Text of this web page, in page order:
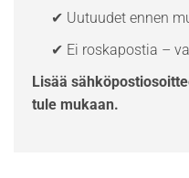
✔ Uutuudet ennen
✔ Ei roskapostia –
Lisää
tule mukaan.